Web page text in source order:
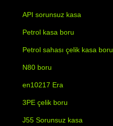
API sorunsuz kasa
Petrol kasa boru
Petrol sahası çelik kasa boru
N80 boru
en10217 Era
3PE çelik boru
J55 Sorunsuz kasa